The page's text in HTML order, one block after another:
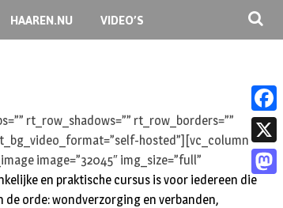
HAAREN.NU VIDEO’S
rt_row_shadows=”” rt_row_borders=””
hosted”][vc_column
image=”32045″ img_size=”full”
en praktische cursus is voor iedereen die
de orde: wondverzorging en verbanden,
F
a
c
X
M